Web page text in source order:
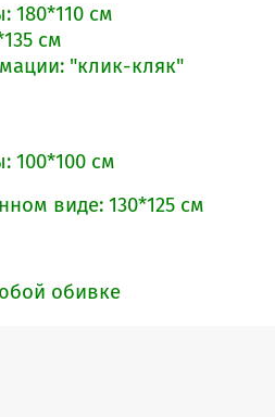
180*110 см
см
"клик-кляк"
100*100 см
виде: 130*125 см
обивке